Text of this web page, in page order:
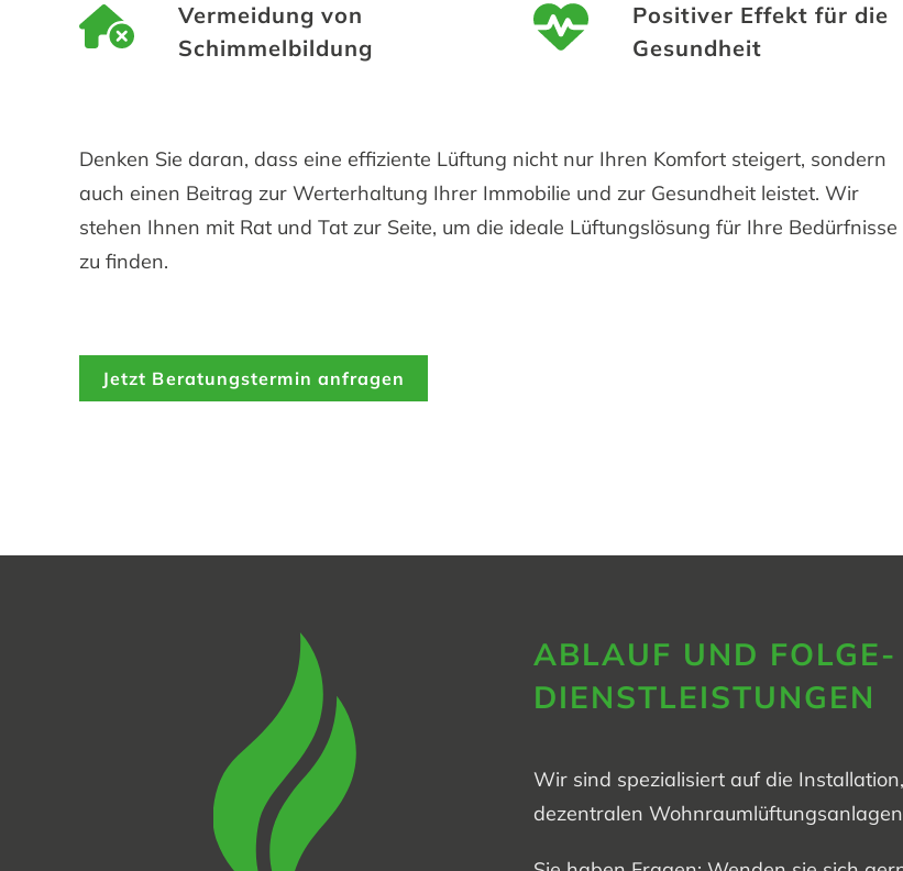
Vermeidung von
Schimmelbildung
Positiver Effekt für die
Gesundheit
Denken Sie daran, dass eine effiziente Lüftung nicht nur Ihren Komfort steigert, sondern
auch einen Beitrag zur Werterhaltung Ihrer Immobilie und zur Gesundheit leistet. Wir
stehen Ihnen mit Rat und Tat zur Seite, um die ideale Lüftungslösung für Ihre Bedürfnisse
zu finden.
Jetzt Beratungstermin anfragen
ABLAUF UND FOLGE­
DIENSTLEISTUNGEN
Wir sind spezialisiert auf die
dezentralen